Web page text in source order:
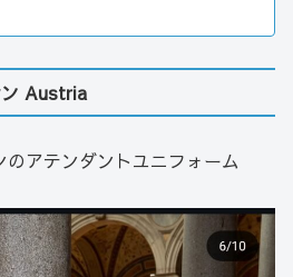
ン Austria
アテンダントユニフォーム